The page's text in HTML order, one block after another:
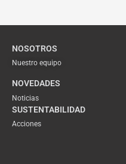
NOSOTROS
Nuestro equipo
NOVEDADES
Noticias
SUSTENTABILIDAD
Acciones